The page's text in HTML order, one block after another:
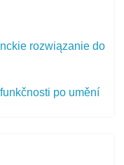
rozwiązanie do
po umění